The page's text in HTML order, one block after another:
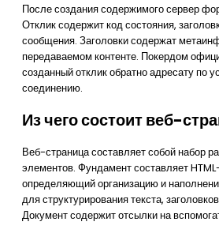
После создания содержимого сервер
Отклик содержит код состояния,
сообщения. Заголовки содержат
передаваемом контенте. Покердом
созданный отклик обратно адресату по
соединению.
Из чего состоит веб-
Веб-страница составляет собой набор
элементов. Фундамент составляет
определяющий организацию и
для структурирования текста,
Документ содержит отсылки на